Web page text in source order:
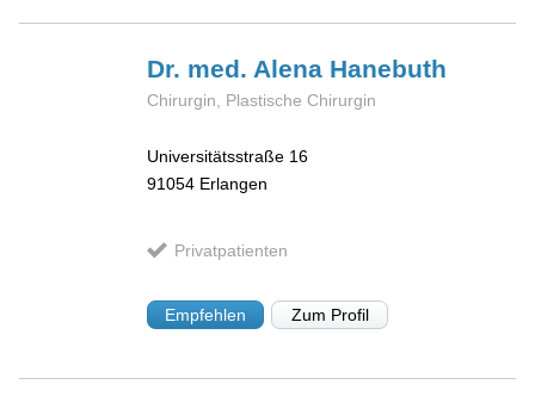
Dr. med. Alena Hanebuth
Chirurgin, Plastische Chirurgin
Universitätsstraße 16
91054 Erlangen
Privatpatienten
Empfehlen Zum Profil